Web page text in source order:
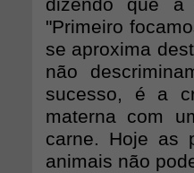
dizendo que a
"Primeiro
se aproxima
não
sucesso, é a
materna com
carne. Hoje as
animais não